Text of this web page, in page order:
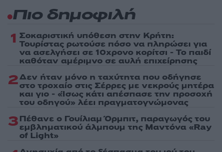
Πιο δημοφιλή
1 Σοκαριστική υπόθεση στην Κρήτη:
Τουρίστας ρωτούσε πόσο να πληρώσει για
να ασελγήσει σε 10χρονο κορίτσι - Το παιδί
καθόταν αμέριμνο σε αυλή επιχείρησης
2Δεν ήταν μόνο η ταχύτητα που οδήγησε
στο τροχαίο στις Σέρρες με νεκρούς μητέρα
και γιο - «Ίσως κάτι απέσπασε την προσοχή
του οδηγού» λέει πραγματογνώμονας
3Πέθανε ο Γουίλιαμ Όρμπιτ, παραγωγός του
εμβληματικού άλμπουμ της Μαντόνα «Ray
of Light»